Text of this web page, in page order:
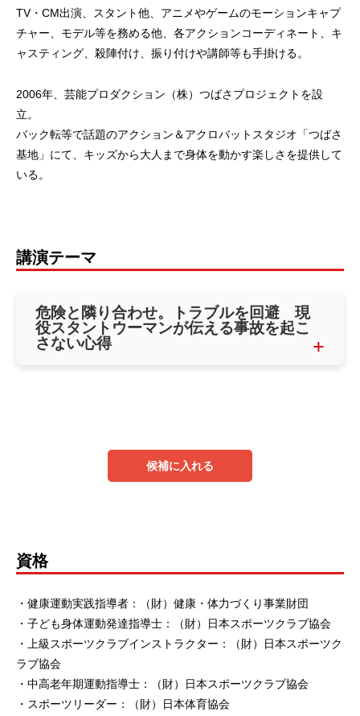
TV・CM出演、スタント他、アニメやゲームのモーションキャプ
チャー、モデル等を務める他、各アクションコーディネート、キ
ャスティング、殺陣付け、振り付けや講師等も手掛ける。
2006年、芸能プロダクション（株）つばさプロジェクトを設
立。
バック転等で話題のアクション＆アクロバットスタジオ「つばさ
基地」にて、キッズから大人まで身体を動かす楽しさを提供して
いる。
講演テーマ
危険と隣り合わせ。トラブルを回避 現
役スタントウーマンが伝える事故を起こ
さない心得
候補に入れる
資格
・健康運動実践指導者：（財）健康・体力づくり事業財団
・子ども身体運動発達指導士：（財）日本スポーツクラブ協会
・上級スポーツクラブインストラクター：（財）日本スポーツク
ラブ協会
・中高老年期運動指導士：（財）日本スポーツクラブ協会
・スポーツリーダー：（財）日本体育協会